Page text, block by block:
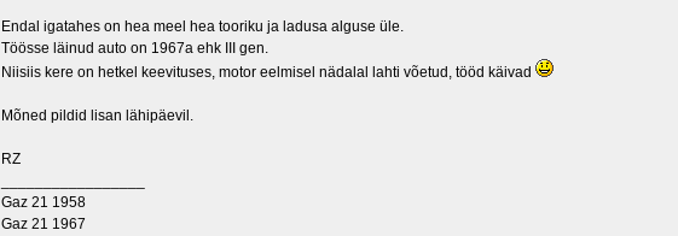
Endal igatahes on hea meel hea tooriku ja ladusa alguse üle.
Töösse läinud auto on 1967a ehk III gen.
Niisiis kere on hetkel keevituses, motor eelmisel nädalal lahti võetud, tööd käivad
Mõned pildid lisan lähipäevil.
RZ
Gaz 21 1958
Gaz 21 1967